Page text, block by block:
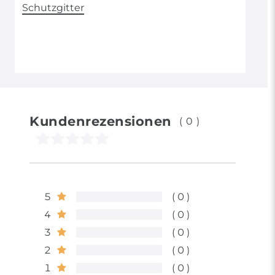
Schutzgitter
Kundenrezensionen (0)
5
0
4
0
3
0
2
0
1
0